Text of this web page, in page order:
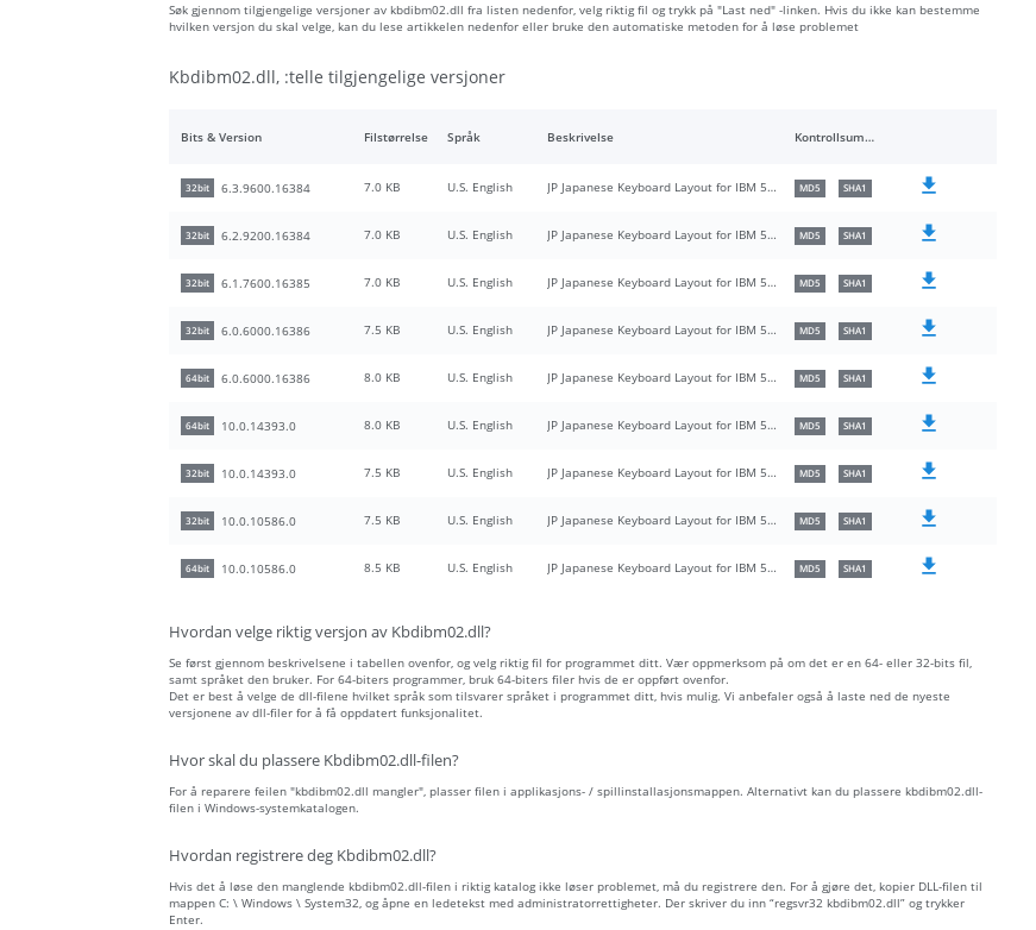
Søk gjennom tilgjengelige versjoner av kbdibm02.dll fra listen nedenfor, velg riktig fil og trykk på "Last ned" -linken. Hvis du ikke kan bestemme
hvilken versjon du skal velge, kan du lese artikkelen nedenfor eller bruke den automatiske metoden for å løse problemet
Kbdibm02.dll, :telle tilgjengelige versjoner
Bits & Version Filstørrelse Språk Beskrivelse Kontrollsummer
32bit 6.3.9600.16384 7.0 KB U.S. English JP Japanese Keyboard Layout for IBM 5576-002/003 MD5 SHA1
32bit 6.2.9200.16384 7.0 KB U.S. English JP Japanese Keyboard Layout for IBM 5576-002/003 MD5 SHA1
32bit 6.1.7600.16385 7.0 KB U.S. English JP Japanese Keyboard Layout for IBM 5576-002/003 MD5 SHA1
32bit 6.0.6000.16386 7.5 KB U.S. English JP Japanese Keyboard Layout for IBM 5576-002/003 MD5 SHA1
64bit 6.0.6000.16386 8.0 KB U.S. English JP Japanese Keyboard Layout for IBM 5576-002/003 MD5 SHA1
64bit 10.0.14393.0 8.0 KB U.S. English JP Japanese Keyboard Layout for IBM 5576-002/003 MD5 SHA1
32bit 10.0.14393.0 7.5 KB U.S. English JP Japanese Keyboard Layout for IBM 5576-002/003 MD5 SHA1
32bit 10.0.10586.0 7.5 KB U.S. English JP Japanese Keyboard Layout for IBM 5576-002/003 MD5 SHA1
64bit 10.0.10586.0 8.5 KB U.S. English JP Japanese Keyboard Layout for IBM 5576-002/003 MD5 SHA1
Hvordan velge riktig versjon av Kbdibm02.dll?
Se først gjennom beskrivelsene i tabellen ovenfor, og velg riktig fil for programmet ditt. Vær oppmerksom på om det er en 64- eller 32-bits fil,
samt språket den bruker. For 64-biters programmer, bruk 64-biters filer hvis de er oppført ovenfor.
Det er best å velge de dll-filene hvilket språk som tilsvarer språket i programmet ditt, hvis mulig. Vi anbefaler også å laste ned de nyeste
versjonene av dll-filer for å få oppdatert funksjonalitet.
Hvor skal du plassere Kbdibm02.dll-filen?
For å reparere feilen "kbdibm02.dll mangler", plasser filen i applikasjons- / spillinstallasjonsmappen. Alternativt kan du plassere kbdibm02.dll-
filen i Windows-systemkatalogen.
Hvordan registrere deg Kbdibm02.dll?
Hvis det å løse den manglende kbdibm02.dll-filen i riktig katalog ikke løser problemet, må du registrere den. For å gjøre det, kopier DLL-filen til
mappen C: \ Windows \ System32, og åpne en ledetekst med administratorrettigheter. Der skriver du inn “regsvr32 kbdibm02.dll” og trykker
Enter.